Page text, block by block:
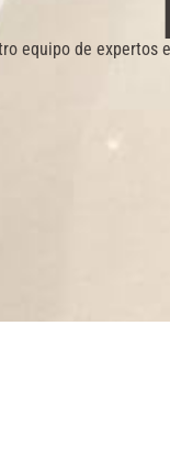
equipo de expertos